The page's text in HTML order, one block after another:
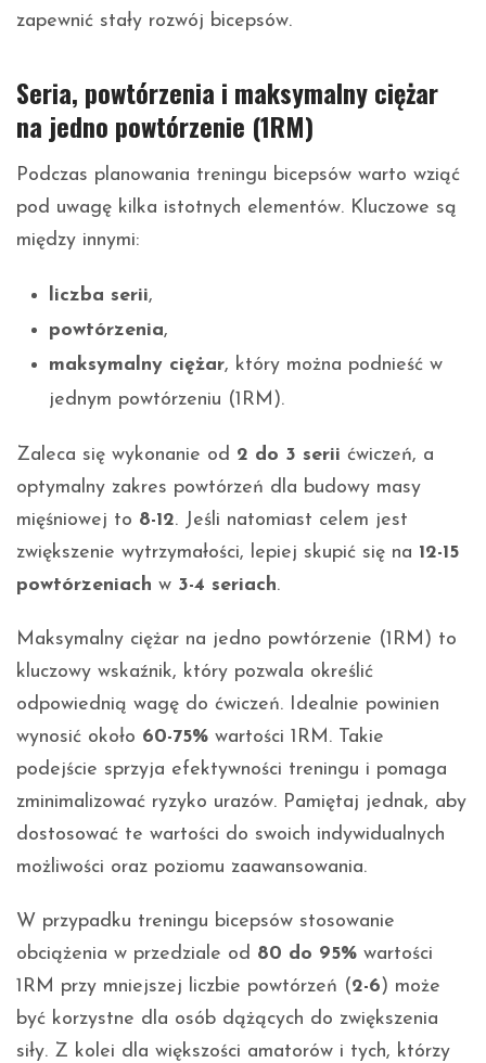
zapewnić stały rozwój bicepsów.
Seria, powtórzenia i maksymalny ciężar
na jedno powtórzenie (1RM)
Podczas planowania treningu bicepsów warto wziąć
pod uwagę kilka istotnych elementów. Kluczowe są
między innymi:
liczba serii,
powtórzenia,
maksymalny ciężar, który można podnieść w
jednym powtórzeniu (1RM).
Zaleca się wykonanie od 2 do 3 serii ćwiczeń, a
optymalny zakres powtórzeń dla budowy masy
mięśniowej to 8-12. Jeśli natomiast celem jest
zwiększenie wytrzymałości, lepiej skupić się na 12-15
powtórzeniach w 3-4 seriach.
Maksymalny ciężar na jedno powtórzenie (1RM) to
kluczowy wskaźnik, który pozwala określić
odpowiednią wagę do ćwiczeń. Idealnie powinien
wynosić około 60-75% wartości 1RM. Takie
podejście sprzyja efektywności treningu i pomaga
zminimalizować ryzyko urazów. Pamiętaj jednak, aby
dostosować te wartości do swoich indywidualnych
możliwości oraz poziomu zaawansowania.
W przypadku treningu bicepsów stosowanie
obciążenia w przedziale od 80 do 95% wartości
1RM przy mniejszej liczbie powtórzeń (2-6) może
być korzystne dla osób dążących do zwiększenia
siły. Z kolei dla większości amatorów i tych, którzy